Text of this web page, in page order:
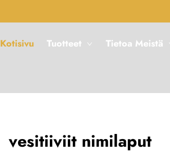
Kotisivu Tuotteet Tietoa Meistä
vesitiiviit nimilaput